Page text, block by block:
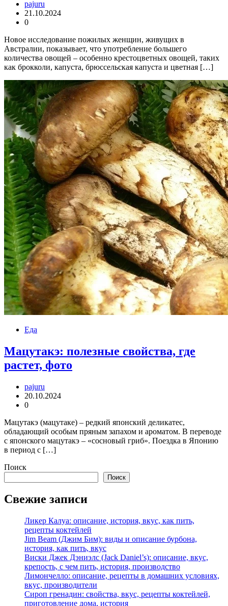
pajuru
21.10.2024
0
Новое исследование пожилых женщин, живущих в
Австралии, показывает, что употребление большего
количества овощей – особенно крестоцветных овощей, таких
как брокколи, капуста, брюссельская капуста и цветная […]
Еда
Мацутакэ: полезные свойства, где
растет, фото
pajuru
20.10.2024
0
Мацутакэ (мацутаке) – редкий японский деликатес,
обладающий особым пряным запахом и ароматом. В переводе
с японского мацутакэ – «сосновый гриб». Поездка в Японию
в период с […]
Поиск
Поиск
Свежие записи
Ликер Калуа: описание, история, вкус, как пить,
рецепты коктейлей
Jim Beam (Джим Бим): виды и описание бурбона,
история, как пить, вкус
Виски Джек Дэниэлс (Jack Daniel’s): описание, вкус,
крепость, с чем пить, история, производство
Лимончелло: описание, рецепты в домашних условиях,
вкус, производители
Сироп гренадин: свойства, вкус, рецепты коктейлей,
приготовление дома, история